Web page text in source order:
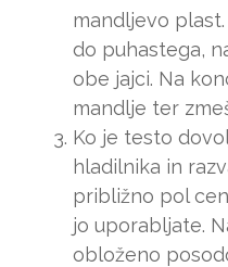
mandljevo
do puhastega,
obe jajci. Na
mandlje ter
Ko je testo
hladilnika in
približno pol
jo uporabljate.
obloženo